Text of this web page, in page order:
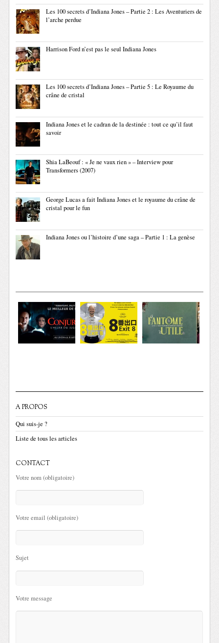
Les 100 secrets d’Indiana Jones – Partie 2 : Les Aventuriers de
l’arche perdue
Harrison Ford n’est pas le seul Indiana Jones
Les 100 secrets d’Indiana Jones – Partie 5 : Le Royaume du
crâne de cristal
Indiana Jones et le cadran de la destinée : tout ce qu’il faut
savoir
Shia LaBeouf : « Je ne vaux rien » – Interview pour
Transformers (2007)
George Lucas a fait Indiana Jones et le royaume du crâne de
cristal pour le fun
Indiana Jones ou l’histoire d’une saga – Partie 1 : La genèse
A PROPOS
Qui suis-je ?
Liste de tous les articles
CONTACT
Votre nom (obligatoire)
Votre email (obligatoire)
Sujet
Votre message